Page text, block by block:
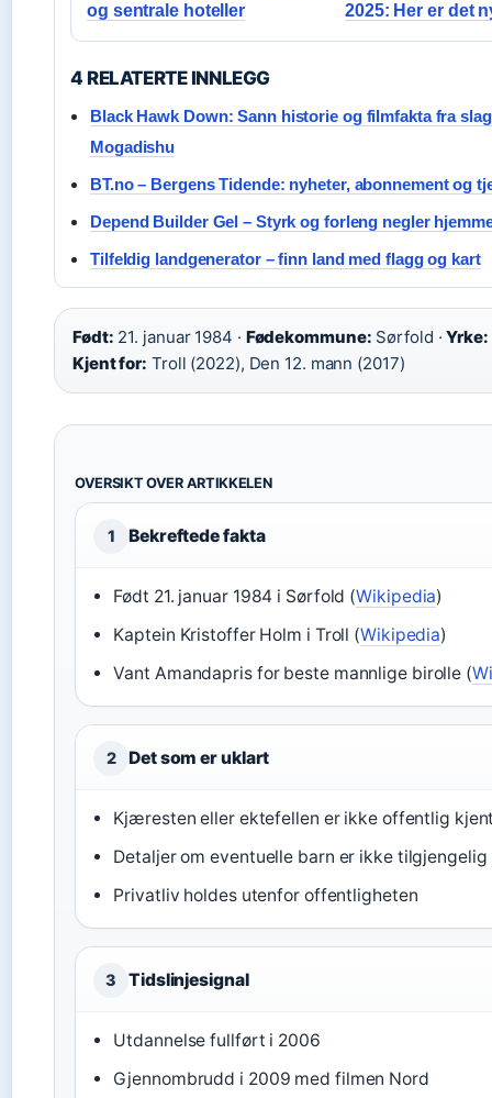
og sentrale hoteller
2025: Her er det
4 RELATERTE INNLEGG
Black Hawk Down: Sann historie og filmfakta fra
Mogadishu
BT.no – Bergens Tidende: nyheter, abonnement og
Depend Builder Gel – Styrk og forleng negler
Tilfeldig landgenerator – finn land med flagg og kart
Født: 21. januar 1984 · Fødekommune: Sørfold ·Yrke:
Kjent for: Troll (2022), Den 12. mann (2017)
OVERSIKT OVER ARTIKKELEN
1 Bekreftede fakta
Født 21. januar 1984 i Sørfold (Wikipedia)
Kaptein Kristoffer Holm i Troll (Wikipedia)
Vant Amandapris for beste mannlige birolle (
2 Det som er uklart
Kjæresten eller ektefellen er ikke offentlig
Detaljer om eventuelle barn er ikke tilgjengelig
Privatliv holdes utenfor offentligheten
3 Tidslinjesignal
Utdannelse fullført i 2006
Gjennombrudd i 2009 med filmen Nord